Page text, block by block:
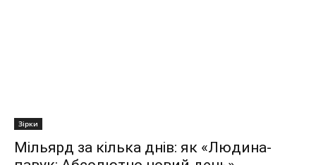
Зірки
Мільярд за кілька днів: як «Людина-